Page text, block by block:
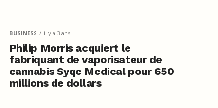
BUSINESS il y a 3 ans
Philip Morris acquiert le
fabriquant de vaporisateur de
cannabis Syqe Medical pour 650
millions de dollars